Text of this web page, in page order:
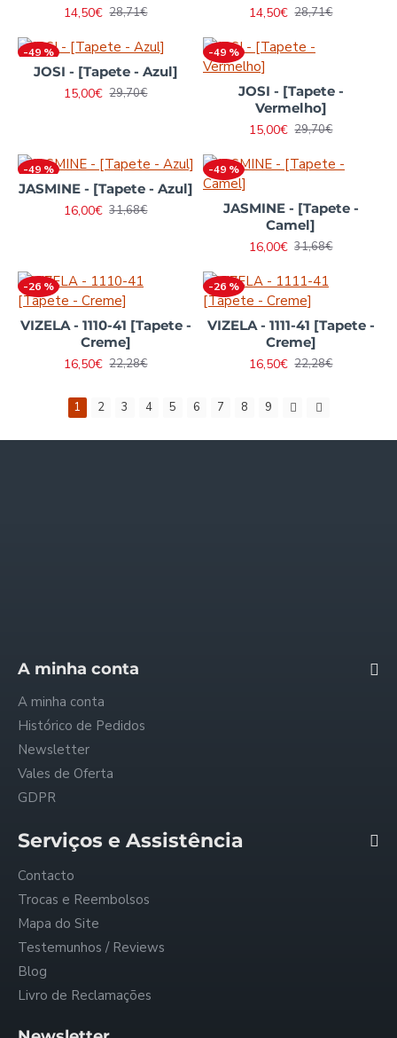
14,50€ 28,71€
14,50€ 28,71€
-49 %
JOSI - [Tapete - Azul]
15,00€ 29,70€
-49 %
JOSI - [Tapete -
Vermelho]
15,00€ 29,70€
-49 %
JASMINE - [Tapete - Azul]
16,00€ 31,68€
-49 %
JASMINE - [Tapete -
Camel]
16,00€ 31,68€
-26 %
VIZELA - 1110-41 [Tapete -
Creme]
16,50€ 22,28€
-26 %
VIZELA - 1111-41 [Tapete -
Creme]
16,50€ 22,28€
1 2 3 4 5 6 7 8 9
A minha conta
A minha conta
Histórico de Pedidos
Newsletter
Vales de Oferta
GDPR
Serviços e Assistência
Contacto
Trocas e Reembolsos
Mapa do Site
Testemunhos / Reviews
Blog
Livro de Reclamações